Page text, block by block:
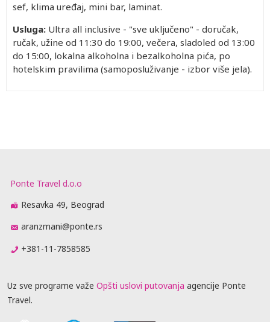
sef, klima uređaj, mini bar, laminat.
Usluga: Ultra all inclusive - "sve uključeno" - doručak,
ručak, užine od 11:30 do 19:00, večera, sladoled od 13:00
do 15:00, lokalna alkoholna i bezalkoholna pića, po
hotelskim pravilima (samoposluživanje - izbor više jela).
Ponte Travel d.o.o
Resavka 49, Beograd
aranzmani@ponte.rs
+381-11-7858585
Uz sve programe važe Opšti uslovi putovanja agencije Ponte
Travel.